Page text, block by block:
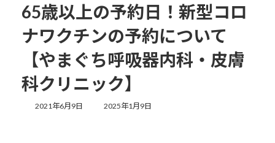
65歳以上の予約日！新型コロ
ナワクチンの予約について
【やまぐち呼吸器内科・皮膚
科クリニック】
2021年6月9日
最
2025年1月9日